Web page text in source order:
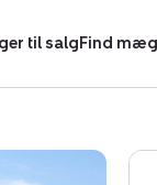
til salgFind